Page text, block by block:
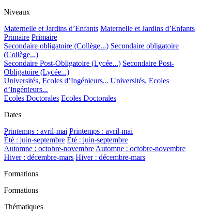
Niveaux
Maternelle et Jardins d’Enfants Maternelle et Jardins d’Enfants
Primaire Primaire
Secondaire obligatoire (Collège...) Secondaire obligatoire
(Collège...)
Secondaire Post-Obligatoire (Lycée...) Secondaire Post-
Obligatoire (Lycée...)
Universités, Ecoles d’Ingénieurs... Universités, Ecoles
d’Ingénieurs...
Ecoles Doctorales Ecoles Doctorales
Dates
Printemps : avril-mai Printemps : avril-mai
Été : juin-septembre Été : juin-septembre
Automne : octobre-novembre Automne : octobre-novembre
Hiver : décembre-mars Hiver : décembre-mars
Formations
Formations
Thématiques